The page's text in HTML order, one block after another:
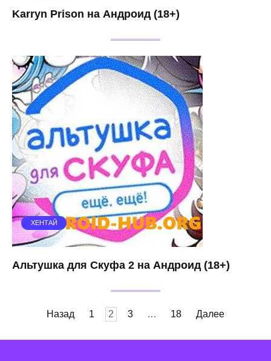
Karryn Prison на Андроид (18+)
ХЕНТАЙ
Альтушка для Скуфа 2 на Андроид (18+)
ПагинацияНазад 1 2 3 … 18 Далее